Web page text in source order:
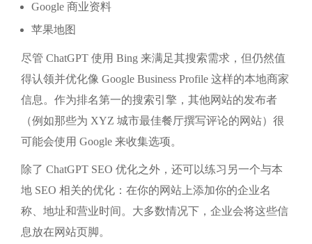
Google 商业资料
苹果地图
尽管 ChatGPT 使用 Bing 来满足其搜索需求，但仍然值
得认领并优化像 Google Business Profile 这样的本地商家
信息。作为排名第一的搜索引擎，其他网站的发布者
（例如那些为 XYZ 城市最佳餐厅撰写评论的网站）很
可能会使用 Google 来收集选项。
除了 ChatGPT SEO 优化之外，还可以练习另一个与本
地 SEO 相关的优化：在你的网站上添加你的企业名
称、地址和营业时间。大多数情况下，企业会将这些信
息放在网站页脚。